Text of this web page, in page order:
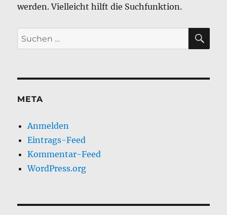
werden. Vielleicht hilft die Suchfunktion.
Suchen
nach:
META
Anmelden
Eintrags-Feed
Kommentar-Feed
WordPress.org